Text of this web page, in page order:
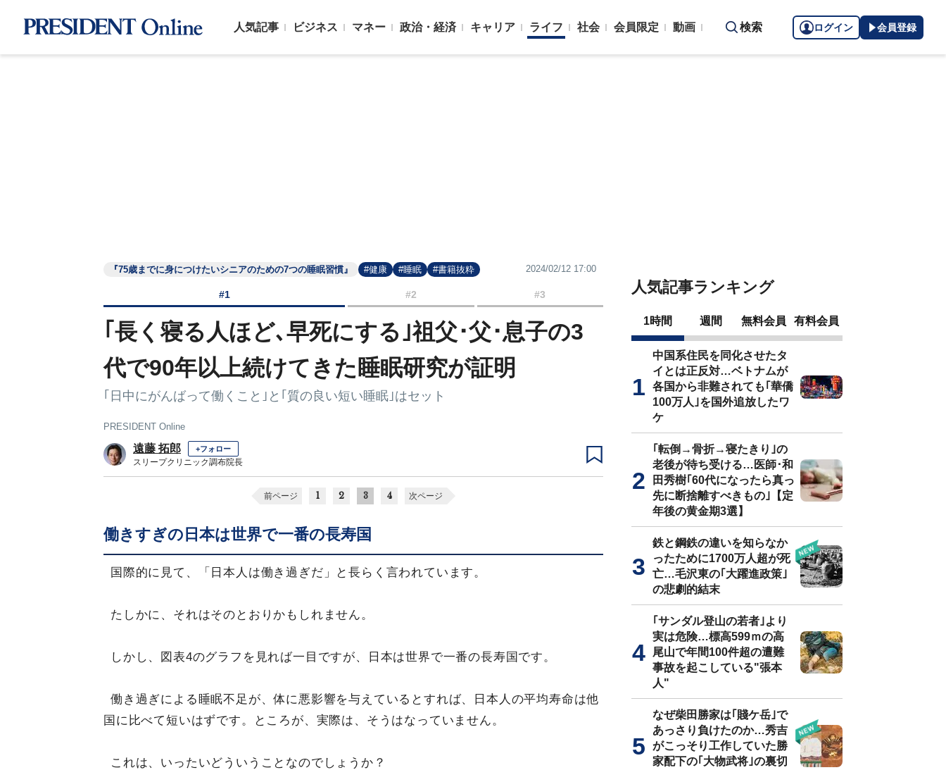
人気記事 ビジネス マネー 政治・経済 キャリア ライフ 社会 会員限定 動画 検索 ログイン 会員登録
『75歳までに身につけたいシニアのための7つの睡眠習慣』 #健康 #睡眠 #書籍抜粋 2024/02/12 17:00
#1 #2 #3
｢長く寝る人ほど､早死にする｣祖父･父･息子の3
代で90年以上続けてきた睡眠研究が証明
｢日中にがんばって働くこと｣と｢質の良い短い睡眠｣はセット
PRESIDENT Online
遠藤 拓郎 +フォロー
スリープクリニック調布院長
前ページ 1 2 3 4 次ページ
働きすぎの日本は世界で一番の長寿国
国際的に見て、「日本人は働き過ぎだ」と長らく言われています。
たしかに、それはそのとおりかもしれません。
しかし、図表4のグラフを見れば一目ですが、日本は世界で一番の長寿国です。
働き過ぎによる睡眠不足が、体に悪影響を与えているとすれば、日本人の平均寿命は他
国に比べて短いはずです。ところが、実際は、そうはなっていません。
これは、いったいどういうことなのでしょうか？
人気記事ランキング
1時間 週間 無料会員 有料会員
中国系住民を同化させたタ
イとは正反対…ベトナムが
各国から非難されても｢華僑
100万人｣を国外追放したワ
ケ
｢転倒→骨折→寝たきり｣の
老後が待ち受ける…医師･和
田秀樹｢60代になったら真っ
先に断捨離すべきもの｣【定
年後の黄金期3選】
鉄と鋼鉄の違いを知らなか
ったために1700万人超が死
亡…毛沢東の｢大躍進政策｣
の悲劇的結末
｢サンダル登山の若者｣より
実は危険…標高599ｍの高
尾山で年間100件超の遭難
事故を起こしている"張本
人"
なぜ柴田勝家は｢賤ケ岳｣で
あっさり負けたのか…秀吉
がこっそり工作していた勝
家配下の｢大物武将｣の裏切